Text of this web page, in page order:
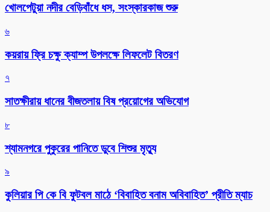
খোলপেটুয়া নদীর বেড়িবাঁধে ধস, সংস্কারকাজ শুরু
৬
কয়রায় ফ্রি চক্ষু ক্যাম্প উপলক্ষে লিফলেট বিতরণ
৭
সাতক্ষীরায় ধানের বীজতলায় বিষ প্রয়োগের অভিযোগ
৮
শ্যামনগরে পুকুরের পানিতে ডুবে শিশুর মৃত্যু
৯
কুলিয়ার পি কে বি ফুটবল মাঠে ‘বিবাহিত বনাম অবিবাহিত’ প্রীতি ম্যাচ